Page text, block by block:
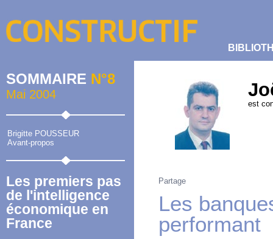
SOMMAIRE N°8
Mai 2004
Brigitte POUSSEUR
Avant-propos
Les premiers pas
de l'intelligence
économique en
France
est
Partage
Les
performant